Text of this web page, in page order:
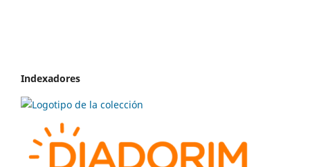
Indexadores